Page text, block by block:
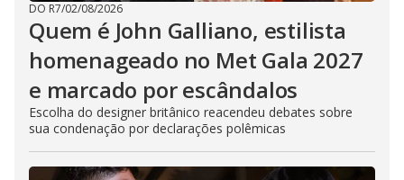
DO R7/02/08/2026
Quem é John Galliano, estilista
homenageado no Met Gala 2027
e marcado por escândalos
Escolha do designer britânico reacendeu debates sobre
sua condenação por declarações polêmicas